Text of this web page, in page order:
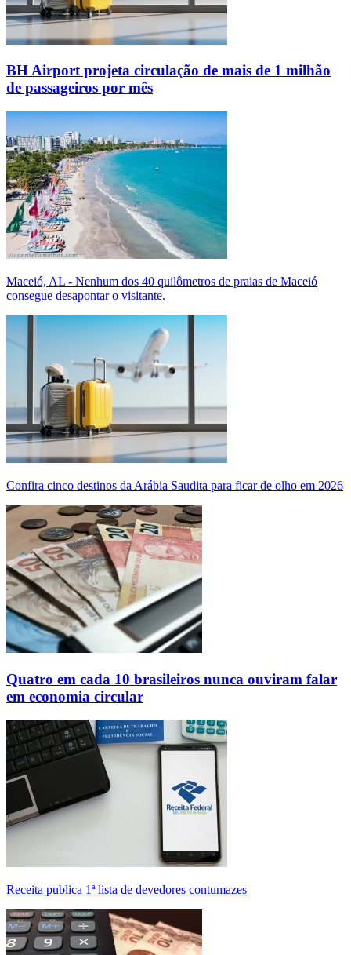
BH Airport projeta circulação de mais de 1 milhão
de passageiros por mês
Maceió, AL - Nenhum dos 40 quilômetros de praias de Maceió
consegue desapontar o visitante.
Confira cinco destinos da Arábia Saudita para ficar de olho em 2026
Quatro em cada 10 brasileiros nunca ouviram falar
em economia circular
Receita publica 1ª lista de devedores contumazes